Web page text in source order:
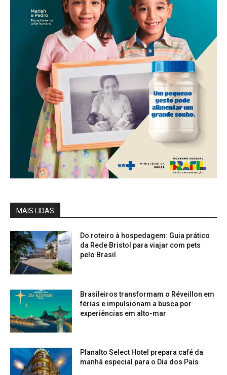
MAIS LIDAS
Do roteiro à hospedagem: Guia prático
da Rede Bristol para viajar com pets
pelo Brasil
Brasileiros transformam o Réveillon em
férias e impulsionam a busca por
experiências em alto-mar
Planalto Select Hotel prepara café da
manhã especial para o Dia dos Pais